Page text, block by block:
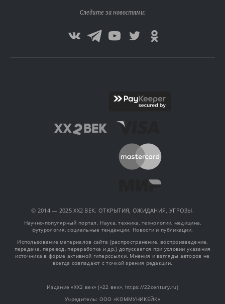
Следите за новостями:
© 2014 — 2025 XX2 ВЕК. ОТКРЫТИЯ, ОЖИДАНИЯ, УГРОЗЫ.
Научно-популярный портал. Наука, техника, технологии, медицина,
футурология, социальные тенденции. Новости и публикации.
Использование материалов сайта (распространение, воспроизведение,
передача, перевод, переработка и др.) допускается при условии указания
источника в форме активной гиперссылки. Мнения и взгляды авторов не
всегда совпадают с точкой зрения редакции.
Издание «XX2 век» («22 век», https://22century.ru)
Учредитель: OOO «КОММУНИКЕЙК»